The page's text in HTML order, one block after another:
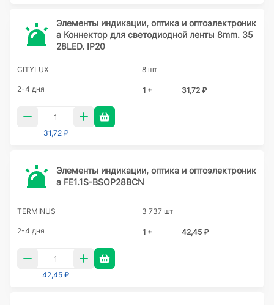
Элементы индикации, оптика и оптоэлектроник
а Коннектор для светодиодной ленты 8mm. 35
28LED. IP20
CITYLUX 8 шт
2-4 дня 1 + 31,72 ₽
31,72 ₽
Элементы индикации, оптика и оптоэлектроник
а FE1.1S-BSOP28BCN
TERMINUS 3 737 шт
2-4 дня 1 + 42,45 ₽
42,45 ₽